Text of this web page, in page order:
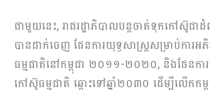
ជាមួយនេះ, រាជរដ្ឋាភិបាលបន្តចាត់ទុកកៅស៊ូជ
បានដាក់ចេញ ផែនការយុទ្ធសាស្រ្តសម្រាប់ការ
ធម្មជាតិនៅកម្ពុជា ២០១១-២០២០, និងផែនការ
កៅស៊ូធម្មជាតិ ឆ្ពោះទៅឆ្នាំ២០៣០ ដើម្បីលើក